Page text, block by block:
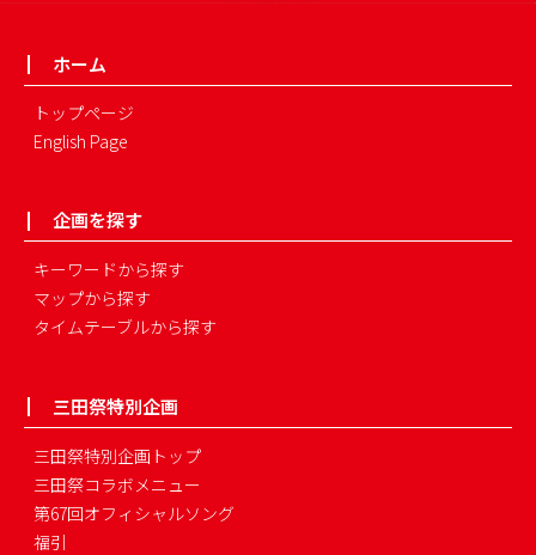
ホーム
トップページ
English Page
企画を探す
キーワードから探す
マップから探す
タイムテーブルから探す
三田祭特別企画
三田祭特別企画トップ
三田祭コラボメニュー
第67回オフィシャルソング
福引